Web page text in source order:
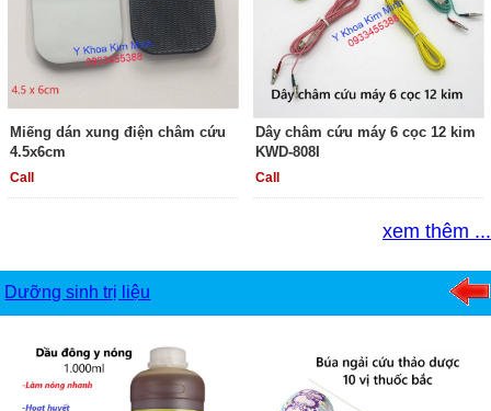
Miếng dán xung điện châm cứu
4.5x6cm
Call
Dây châm cứu máy 6 cọc 12 kim
KWD-808I
Call
xem thêm ...
Dưỡng sinh trị liệu